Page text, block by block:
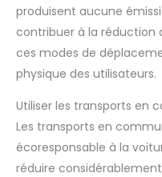
produisent aucune
contribuer à la réduction
ces modes de
physique des utilisateurs.
Utiliser les transports en
Les transports en
écoresponsable à la
réduire